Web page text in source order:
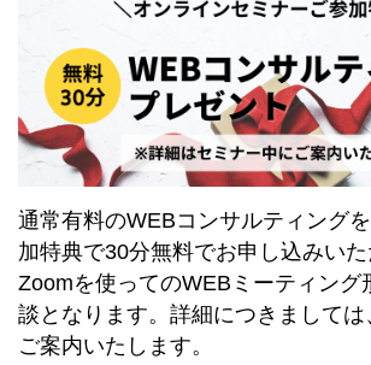
通常有料のWEBコンサルティング
加特典で30分無料でお申し込みいた
Zoomを使ってのWEBミーティング
談となります。詳細につきましては
ご案内いたします。